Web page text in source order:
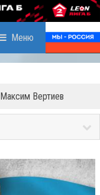
Меню
Максим Вертиев